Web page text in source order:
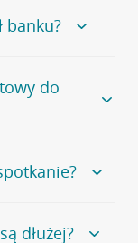
banku?
na
się
do
numeru
.
dłużej?